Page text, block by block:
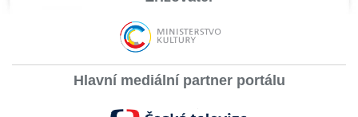
Hlavní mediální partner portálu